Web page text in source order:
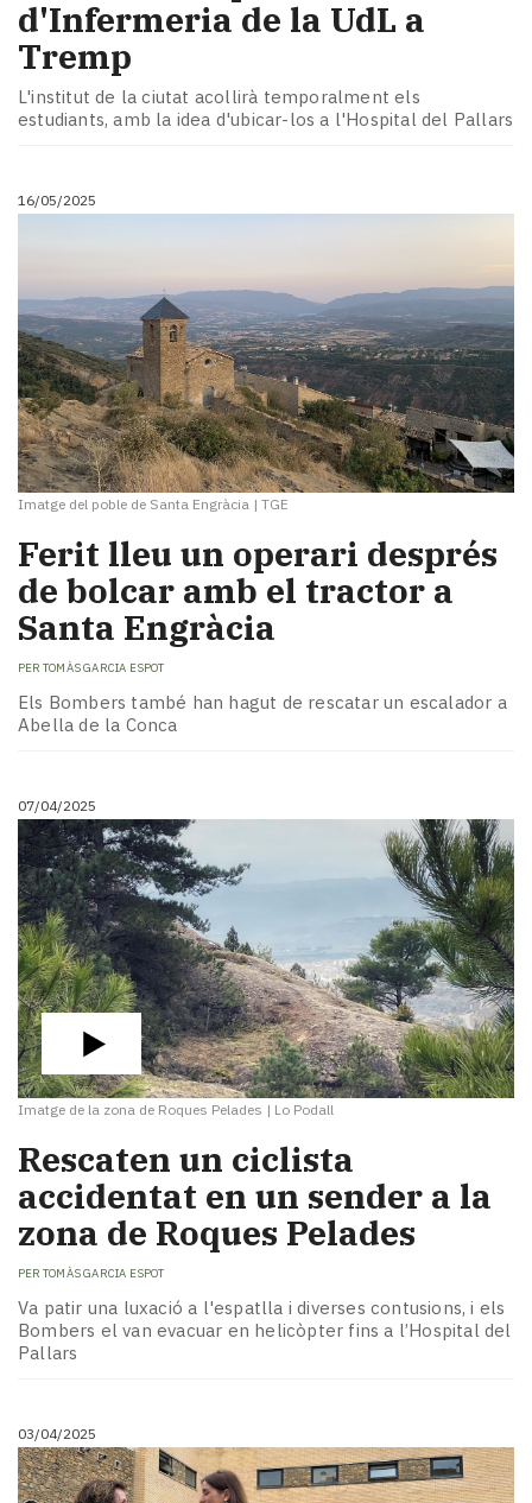
d'Infermeria de la UdL a
Tremp
L'institut de la ciutat acollirà temporalment els
estudiants, amb la idea d'ubicar-los a l'Hospital del Pallars
16/05/2025
Imatge del poble de Santa Engràcia | TGE
Ferit lleu un operari després
de bolcar amb el tractor a
Santa Engràcia
PER TOMÀS GARCIA ESPOT
Els Bombers també han hagut de rescatar un escalador a
Abella de la Conca
07/04/2025
Imatge de la zona de Roques Pelades | Lo Podall
Rescaten un ciclista
accidentat en un sender a la
zona de Roques Pelades
PER TOMÀS GARCIA ESPOT
Va patir una luxació a l'espatlla i diverses contusions, i els
Bombers el van evacuar en helicòpter fins a l’Hospital del
Pallars
03/04/2025